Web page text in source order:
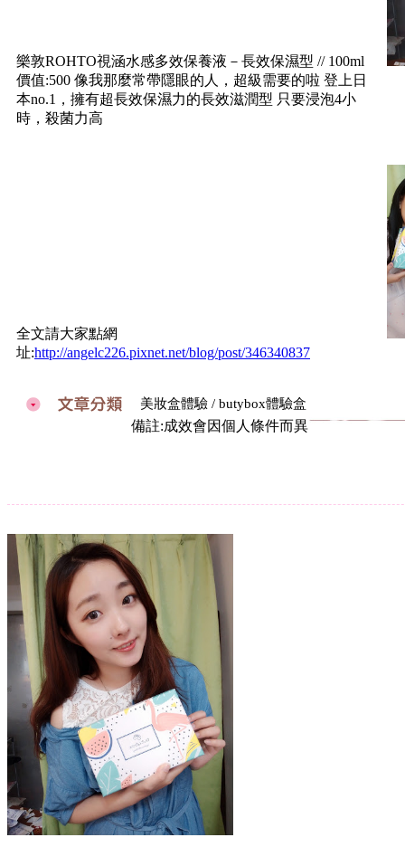
樂敦ROHTO視涵水感多效保養液－長效保濕型 // 100ml
價值:500 像我那麼常帶隱眼的人，超級需要的啦 登上日
本no.1，擁有超長效保濕力的長效滋潤型 只要浸泡4小
時，殺菌力高
全文請大家點網
址:http://angelc226.pixnet.net/blog/post/346340837
美妝盒體驗 / butybox體驗盒
備註:成效會因個人條件而異